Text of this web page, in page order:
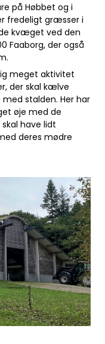
på Høbbet og i
fredeligt græsser i
kvæget ved den
Faaborg, der også
meget aktivitet
der skal kælve
stalden. Her har
øje med de
have lidt
deres mødre